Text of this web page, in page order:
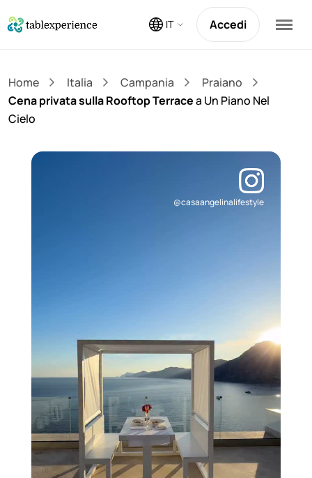
IT Accedi
Home Italia Campania
Praiano
Cena privata sulla Rooftop Terracea Un Piano Nel
Cielo
@casaangelinalifestyle